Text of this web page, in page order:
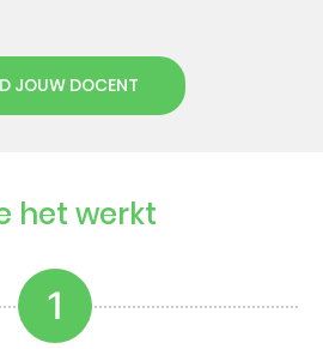
JOUW DOCENT
het werkt
1